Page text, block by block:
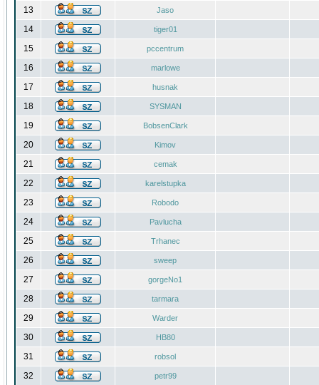
13 Jaso
14 tiger01
15 pccentrum
16 marlowe
17 husnak
18 SYSMAN
19 BobsenClark
20 Kimov
21 cemak
22 karelstupka
23 Robodo
24 Pavlucha
25 Trhanec
26 sweep
27 gorgeNo1
28 tarmara
29 Warder
30 HB80
31 robsol
32 petr99